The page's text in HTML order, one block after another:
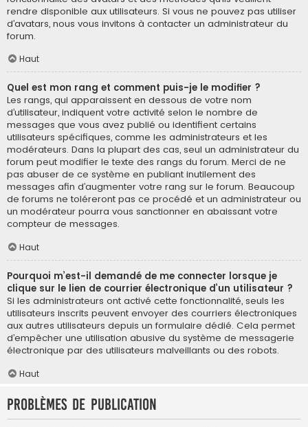
rendre disponible aux utilisateurs. Si vous ne pouvez pas utiliser
d’avatars, nous vous invitons à contacter un administrateur du
forum.
Haut
Quel est mon rang et comment puis-je le modifier ?
Les rangs, qui apparaissent en dessous de votre nom
d’utilisateur, indiquent votre activité selon le nombre de
messages que vous avez publié ou identifient certains
utilisateurs spécifiques, comme les administrateurs et les
modérateurs. Dans la plupart des cas, seul un administrateur du
forum peut modifier le texte des rangs du forum. Merci de ne
pas abuser de ce système en publiant inutilement des
messages afin d’augmenter votre rang sur le forum. Beaucoup
de forums ne toléreront pas ce procédé et un administrateur ou
un modérateur pourra vous sanctionner en abaissant votre
compteur de messages.
Haut
Pourquoi m’est-il demandé de me connecter lorsque je
clique sur le lien de courrier électronique d’un utilisateur ?
Si les administrateurs ont activé cette fonctionnalité, seuls les
utilisateurs inscrits peuvent envoyer des courriers électroniques
aux autres utilisateurs depuis un formulaire dédié. Cela permet
d’empêcher une utilisation abusive du système de messagerie
électronique par des utilisateurs malveillants ou des robots.
Haut
Problèmes de publication